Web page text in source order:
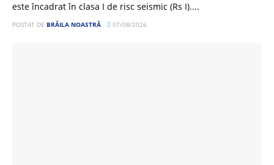
este încadrat în clasa I de risc seismic (Rs I)....
POSTAT DE BRĂILA NOASTRĂ 07/08/2026